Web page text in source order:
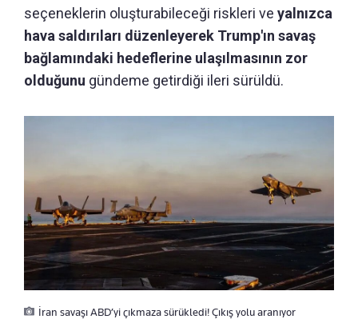
seçeneklerin oluşturabileceği riskleri ve yalnızca
hava saldırıları düzenleyerek Trump'ın savaş
bağlamındaki hedeflerine ulaşılmasının zor
olduğunu gündeme getirdiği ileri sürüldü.
İran savaşı ABD’yi çıkmaza sürükledi! Çıkış yolu aranıyor